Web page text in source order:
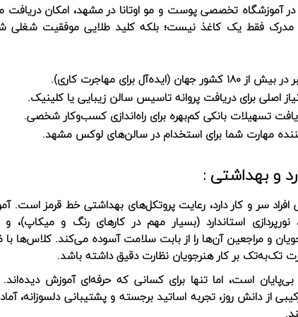
در آموزشگاه تخصصی پوست و مو اوتانا در مشهد، امکان
فقط یک کاغذ نیست؛ بلکه کلید طلایی موفقیت شغلی
کشور جهان (ایده‌آل برای مهاجرت کاری).
اصلی برای دریافت پروانه تاسیس سالن زیبایی یا کلینیک.
تسهیلات بانکی کم‌بهره برای راه‌اندازی کسب‌وکار شخصی.
مهارت شما برای استخدام در سالن‌های لوکس مشهد.
و بهداشتی :
سر و کار دارد، رعایت پروتکل‌های بهداشتی خط قرمز است.
استاندارد (بسیار مهم در کارهای رنگ و میکاپ)،
و مراجعین آن‌ها را از بابت سلامت آسوده می‌کند. کلاس‌ها با
تک‌به‌تک بر کار هنرجویان نظارت دقیق داشته باشد.
است، اما تنها برای کسانی که حرفه‌ای آموزش
از دانش روز، تجربه اساتید برجسته و پشتیبانی دلسوزانه،